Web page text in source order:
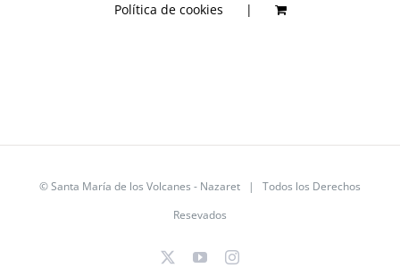
Política de cookies
©Santa María de los Volcanes - Nazaret | Todos los Derechos
Resevados
YouTubeInstagram